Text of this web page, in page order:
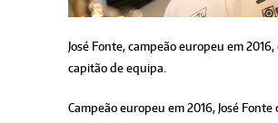
José Fonte, campeão europeu em
capitão de equipa.
Campeão europeu em 2016, José